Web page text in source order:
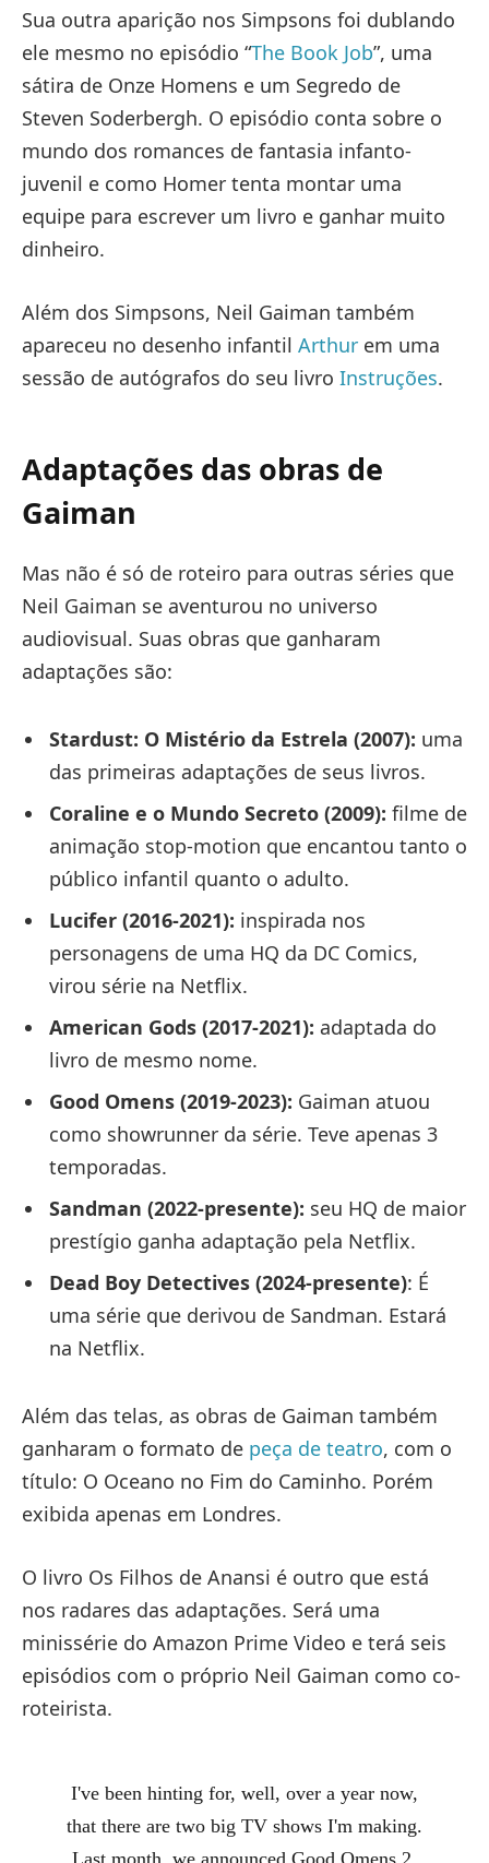
Sua outra aparição nos Simpsons foi dublando
ele mesmo no episódio “The Book Job”, uma
sátira de Onze Homens e um Segredo de
Steven Soderbergh. O episódio conta sobre o
mundo dos romances de fantasia infanto-
juvenil e como Homer tenta montar uma
equipe para escrever um livro e ganhar muito
dinheiro.
Além dos Simpsons, Neil Gaiman também
apareceu no desenho infantil Arthur em uma
sessão de autógrafos do seu livro Instruções.
Adaptações das obras de
Gaiman
Mas não é só de roteiro para outras séries que
Neil Gaiman se aventurou no universo
audiovisual. Suas obras que ganharam
adaptações são:
Stardust: O Mistério da Estrela (2007): uma
das primeiras adaptações de seus livros.
Coraline e o Mundo Secreto (2009): filme de
animação stop-motion que encantou tanto o
público infantil quanto o adulto.
Lucifer (2016-2021): inspirada nos
personagens de uma HQ da DC Comics,
virou série na Netflix.
American Gods (2017-2021): adaptada do
livro de mesmo nome.
Good Omens (2019-2023): Gaiman atuou
como showrunner da série. Teve apenas 3
temporadas.
Sandman (2022-presente): seu HQ de maior
prestígio ganha adaptação pela Netflix.
Dead Boy Detectives (2024-presente): É
uma série que derivou de Sandman. Estará
na Netflix.
Além das telas, as obras de Gaiman também
ganharam o formato de peça de teatro, com o
título: O Oceano no Fim do Caminho. Porém
exibida apenas em Londres.
O livro Os Filhos de Anansi é outro que está
nos radares das adaptações. Será uma
minissérie do Amazon Prime Video e terá seis
episódios com o próprio Neil Gaiman como co-
roteirista.
I've been hinting for, well, over a year now,
that there are two big TV shows I'm making.
Last month, we announced Good Omens 2.